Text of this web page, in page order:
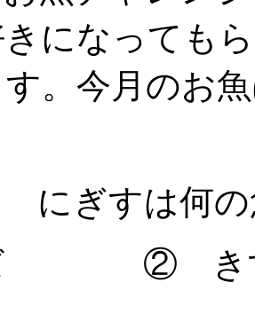
きになっても
。今月のお
ぎすは何の
②